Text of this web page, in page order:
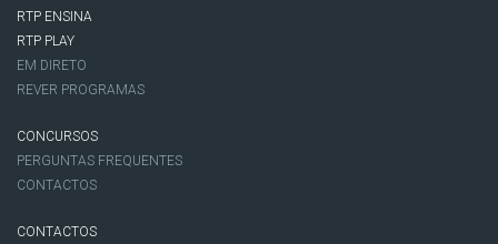
RTP ENSINA
RTP PLAY
EM DIRETO
REVER PROGRAMAS
CONCURSOS
PERGUNTAS FREQUENTES
CONTACTOS
CONTACTOS